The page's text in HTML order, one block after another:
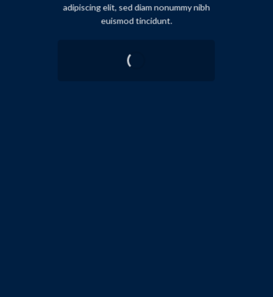
adipiscing elit, sed diam nonummy nibh
euismod tincidunt.